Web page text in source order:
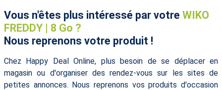
Vous n'êtes plus intéressé par votre WIKO
FREDDY | 8 Go ?
Nous reprenons votre produit !
Chez Happy Deal Online, plus besoin de se déplacer en
magasin ou d'organiser des rendez-vous sur les sites de
petites annonces. Nous reprenons vos produits d'occasion